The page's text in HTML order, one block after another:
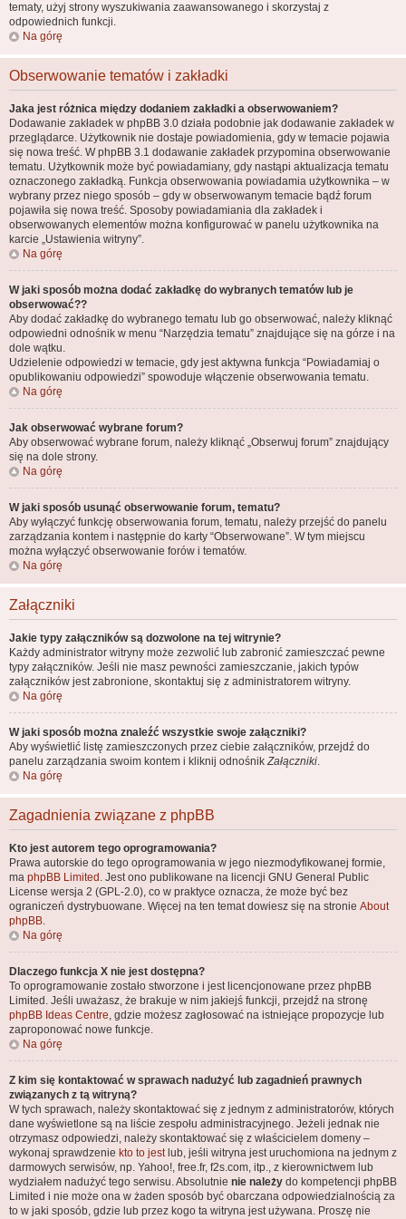
tematy, użyj strony wyszukiwania zaawansowanego i skorzystaj z
odpowiednich funkcji.
Na górę
Obserwowanie tematów i zakładki
Jaka jest różnica między dodaniem zakładki a obserwowaniem?
Dodawanie zakładek w phpBB 3.0 działa podobnie jak dodawanie zakładek w
przeglądarce. Użytkownik nie dostaje powiadomienia, gdy w temacie pojawia
się nowa treść. W phpBB 3.1 dodawanie zakładek przypomina obserwowanie
tematu. Użytkownik może być powiadamiany, gdy nastąpi aktualizacja tematu
oznaczonego zakładką. Funkcja obserwowania powiadamia użytkownika – w
wybrany przez niego sposób – gdy w obserwowanym temacie bądź forum
pojawiła się nowa treść. Sposoby powiadamiania dla zakładek i
obserwowanych elementów można konfigurować w panelu użytkownika na
karcie „Ustawienia witryny”.
Na górę
W jaki sposób można dodać zakładkę do wybranych tematów lub je
obserwować??
Aby dodać zakładkę do wybranego tematu lub go obserwować, należy kliknąć
odpowiedni odnośnik w menu “Narzędzia tematu” znajdujące się na górze i na
dole wątku.
Udzielenie odpowiedzi w temacie, gdy jest aktywna funkcja “Powiadamiaj o
opublikowaniu odpowiedzi” spowoduje włączenie obserwowania tematu.
Na górę
Jak obserwować wybrane forum?
Aby obserwować wybrane forum, należy kliknąć „Obserwuj forum” znajdujący
się na dole strony.
Na górę
W jaki sposób usunąć obserwowanie forum, tematu?
Aby wyłączyć funkcję obserwowania forum, tematu, należy przejść do panelu
zarządzania kontem i następnie do karty “Obserwowane”. W tym miejscu
można wyłączyć obserwowanie forów i tematów.
Na górę
Załączniki
Jakie typy załączników są dozwolone na tej witrynie?
Każdy administrator witryny może zezwolić lub zabronić zamieszczać pewne
typy załączników. Jeśli nie masz pewności zamieszczanie, jakich typów
załączników jest zabronione, skontaktuj się z administratorem witryny.
Na górę
W jaki sposób można znaleźć wszystkie swoje załączniki?
Aby wyświetlić listę zamieszczonych przez ciebie załączników, przejdź do
panelu zarządzania swoim kontem i kliknij odnośnikZałączniki.
Na górę
Zagadnienia związane z phpBB
Kto jest autorem tego oprogramowania?
Prawa autorskie do tego oprogramowania w jego niezmodyfikowanej formie,
ma phpBB Limited . Jest ono publikowane na licencji GNU General Public
License wersja 2 (GPL-2.0), co w praktyce oznacza, że może być bez
ograniczeń dystrybuowane. Więcej na ten temat dowiesz się na stronie About
phpBB.
Na górę
Dlaczego funkcja X nie jest dostępna?
To oprogramowanie zostało stworzone i jest licencjonowane przez phpBB
Limited. Jeśli uważasz, że brakuje w nim jakiejś funkcji, przejdź na stronę
phpBB Ideas Centre, gdzie możesz zagłosować na istniejące propozycje lub
zaproponować nowe funkcje.
Na górę
Z kim się kontaktować w sprawach nadużyć lub zagadnień prawnych
związanych z tą witryną?
W tych sprawach, należy skontaktować się z jednym z administratorów, których
dane wyświetlone są na liście zespołu administracyjnego. Jeżeli jednak nie
otrzymasz odpowiedzi, należy skontaktować się z właścicielem domeny –
wykonaj sprawdzenie kto to jestlub, jeśli witryna jest uruchomiona na jednym z
darmowych serwisów, np. Yahoo!, free.fr, f2s.com, itp., z kierownictwem lub
wydziałem nadużyć tego serwisu. Absolutnie nie należy do kompetencji phpBB
Limited i nie może ona w żaden sposób być obarczana odpowiedzialnością za
to w jaki sposób, gdzie lub przez kogo ta witryna jest używana. Proszę nie